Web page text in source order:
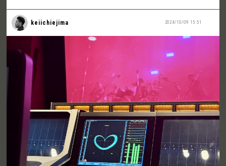
2024/10/09 15:51
keiichiejima